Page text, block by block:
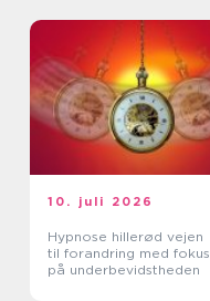
10. juli 2026
Hypnose hillerød vejen
til forandring med fokus
på underbevidstheden